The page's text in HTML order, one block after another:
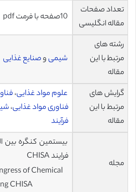
تعداد صفحات
مقاله انگلیسی
رشته های
مرتبط با این
مقاله
شیمیوصنایع غذایی
گرایش های
مرتبط با این
مقاله
علوم مواد غذایی،
فناوری مواد غذایی،
فرآیند
مجله
بیستمین کنگره
فرایند CHISA
of Chemical
CHISA